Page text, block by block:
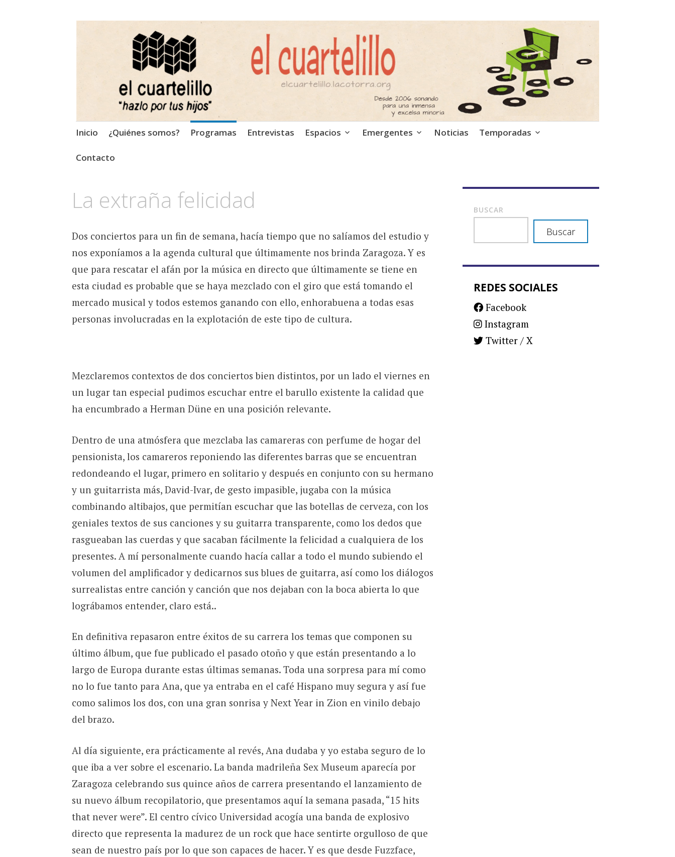
El Cuartelillo
Programa de radio de música independiente. Podcast
Saltar
contenido
Inicio ¿Quiénes somos? Programas Entrevistas Espacios Emergentes Noticias Temporadas
Contacto
La extraña felicidad
Dos conciertos para un fin de semana, hacía tiempo que no salíamos del estudio y
nos exponíamos a la agenda cultural que últimamente nos brinda Zaragoza. Y es
que para rescatar el afán por la música en directo que últimamente se tiene en
esta ciudad es probable que se haya mezclado con el giro que está tomando el
mercado musical y todos estemos ganando con ello, enhorabuena a todas esas
personas involucradas en la explotación de este tipo de cultura.
Mezclaremos contextos de dos conciertos bien distintos, por un lado el viernes en
un lugar tan especial pudimos escuchar entre el barullo existente la calidad que
ha encumbrado a Herman Düne en una posición relevante.
Dentro de una atmósfera que mezclaba las camareras con perfume de hogar del
pensionista, los camareros reponiendo las diferentes barras que se encuentran
redondeando el lugar, primero en solitario y después en conjunto con su hermano
y un guitarrista más, David-Ivar, de gesto impasible, jugaba con la música
combinando altibajos, que permitían escuchar que las botellas de cerveza, con los
geniales textos de sus canciones y su guitarra transparente, como los dedos que
rasgueaban las cuerdas y que sacaban fácilmente la felicidad a cualquiera de los
presentes. A mí personalmente cuando hacía callar a todo el mundo subiendo el
volumen del amplificador y dedicarnos sus blues de guitarra, así como los diálogos
surrealistas entre canción y canción que nos dejaban con la boca abierta lo que
lográbamos entender, claro está..
En definitiva repasaron entre éxitos de su carrera los temas que componen su
último álbum, que fue publicado el pasado otoño y que están presentando a lo
largo de Europa durante estas últimas semanas. Toda una sorpresa para mí como
no lo fue tanto para Ana, que ya entraba en el café Hispano muy segura y así fue
como salimos los dos, con una gran sonrisa y Next Year in Zion en vinilo debajo
del brazo.
Al día siguiente, era prácticamente al revés, Ana dudaba y yo estaba seguro de lo
que iba a ver sobre el escenario. La banda madrileña Sex Museum aparecía por
Zaragoza celebrando sus quince años de carrera presentando el lanzamiento de
su nuevo álbum recopilatorio, que presentamos aquí la semana pasada, “15 hits
that never were”. El centro cívico Universidad acogía una banda de explosivo
directo que representa la madurez de un rock que hace sentirte orgulloso de que
sean de nuestro país por lo que son capaces de hacer. Y es que desde Fuzzface,
BUSCAR
Buscar
REDES SOCIALES
Facebook
Instagram
Twitter / X